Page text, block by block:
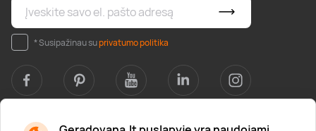
* Susipažinau suprivatumo politika